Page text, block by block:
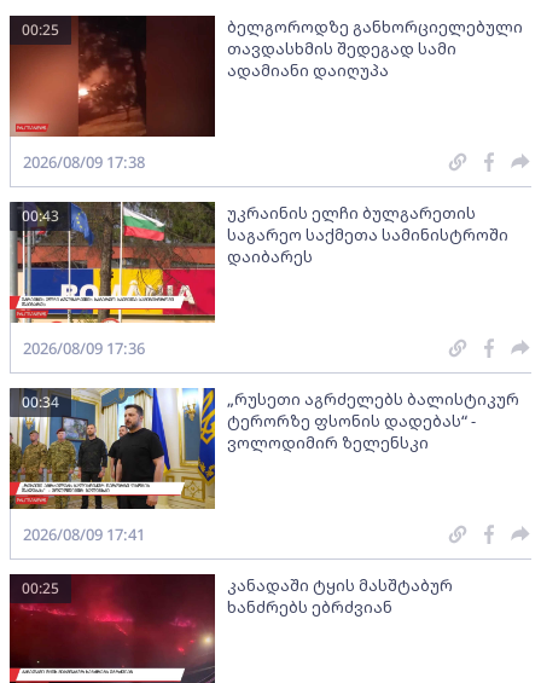
ბელგოროდზე განხორციელებული
თავდასხმის შედეგად სამი
ადამიანი დაიღუპა
00:25
2026/08/09 17:38
უკრაინის ელჩი ბულგარეთის
საგარეო საქმეთა სამინისტროში
დაიბარეს
00:43
2026/08/09 17:36
„რუსეთი აგრძელებს ბალისტიკურ
ტერორზე ფსონის დადებას“ -
ვოლოდიმირ ზელენსკი
00:34
2026/08/09 17:41
კანადაში ტყის მასშტაბურ
ხანძრებს ებრძვიან
00:25